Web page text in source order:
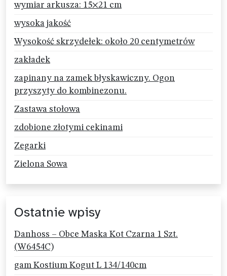
wymiar arkusza: 15×21 cm
wysoka jakość
Wysokość skrzydełek: około 20 centymetrów
zakładek
zapinany na zamek błyskawiczny. Ogon
przyszyty do kombinezonu.
Zastawa stołowa
zdobione złotymi cekinami
Zegarki
Zielona Sowa
Ostatnie wpisy
Danhoss – Obce Maska Kot Czarna 1 Szt.
(W6454C)
gam Kostium Kogut L 134/140cm